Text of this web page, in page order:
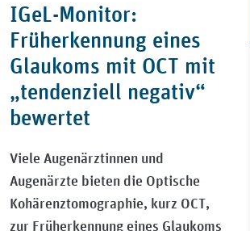
IGeL-Monitor:
Früherkennung eines
Glaukoms mit OCT mit
„tendenziell negativ“
bewertet
Viele Augenärztinnen und
Augenärzte bieten die Optische
Kohärenztomographie, kurz OCT,
zur Früherkennung eines Glaukoms